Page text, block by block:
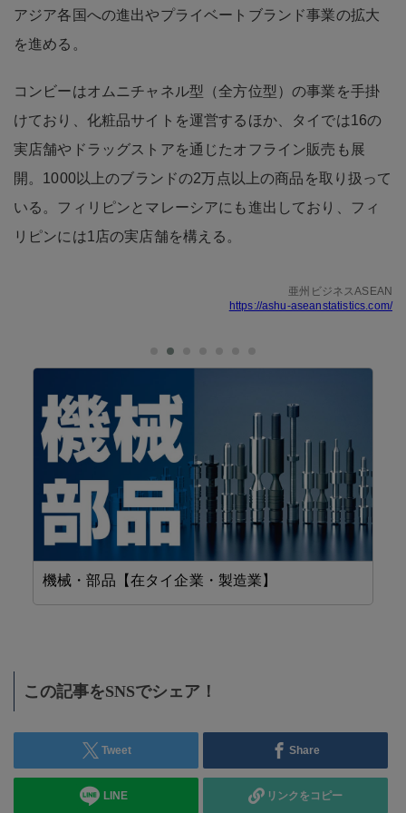
アジア各国への進出やプライベートブランド事業の拡大
を進める。
コンビーはオムニチャネル型（全方位型）の事業を手掛
けており、化粧品サイトを運営するほか、タイでは16の
実店舗やドラッグストアを通じたオフライン販売も展
開。1000以上のブランドの2万点以上の商品を取り扱って
いる。フィリピンとマレーシアにも進出しており、フィ
リピンには1店の実店舗を構える。
亜州ビジネスASEAN
https://ashu-aseanstatistics.com/
機械・部品【在タイ企業・製造業】
この記事をSNSでシェア！
Tweet Share
LINE リンクをコピー